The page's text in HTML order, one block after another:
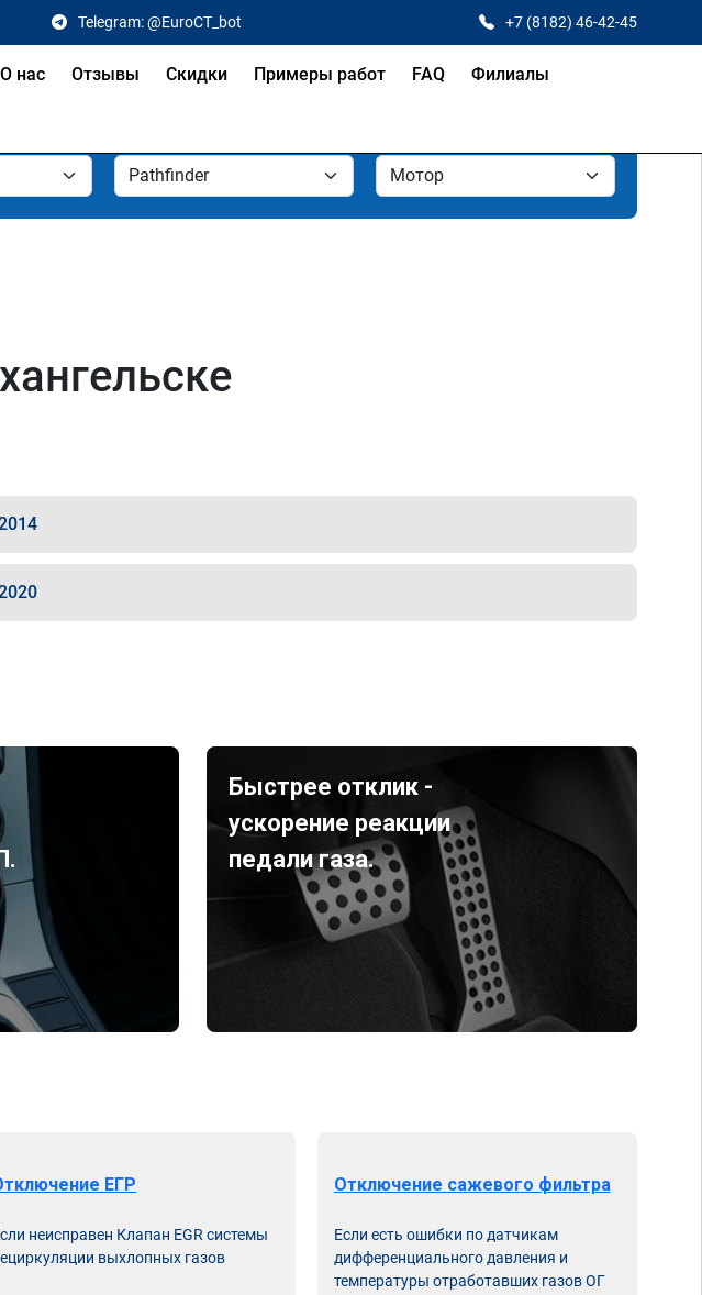
Telegram: @EuroCT_bot +7 (8182) 46-42-45
О нас Отзывы Скидки Примеры работ FAQ Филиалы
Быстрее отклик -
ускорение реакции
педали газа.
ЕГР
неисправен Клапан EGR системы
выхлопных газов
Отключение сажевого фильтра
Если есть ошибки по датчикам
дифференциального давления и
температуры отработавших газов ОГ